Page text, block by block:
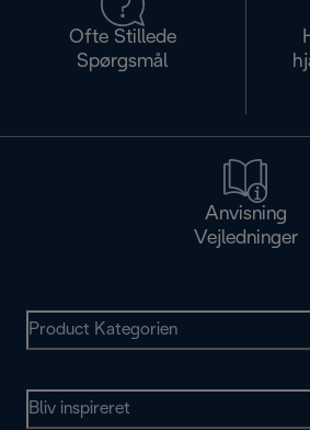
Ofte Stillede
Spørgsmål
Anvisning
Vejledninger
Product Kategorien
Bliv inspireret